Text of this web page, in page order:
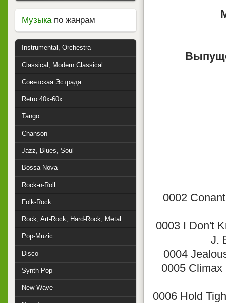
0002
0003 I Don't
J.
0004
0005 Climax
0006 Hold
Музыкапо жанрам
Instrumental, Orchestra
Classical, Modern Classical
Советская Эстрада
Retro 40x-60x
Tango
Chanson
Jazz, Blues, Soul
Bossa Nova
Rock-n-Roll
Folk-Rock
Rock, Art-Rock, Hard-Rock, Metal
Pop-Muzic
Disco
Synth-Pop
New-Wave